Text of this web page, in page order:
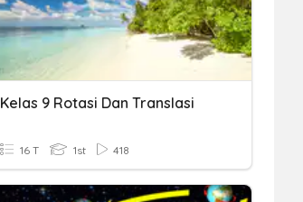
Kelas 9 Rotasi Dan Translasi
16 T 1st 418